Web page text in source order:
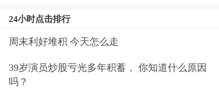
资产价格变化等因素综合作用。具体来
元、欧元、英镑兑美元分别上涨2.5%、
24小时点击排行
周末利好堆积 今天怎么走
39岁演员炒股亏光多年积蓄， 你知道什么原因
吗？